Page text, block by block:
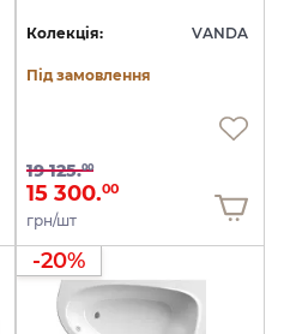
Колекція: VANDA
Під замовлення
19 125.00
15 300.00
грн/шт
-20%